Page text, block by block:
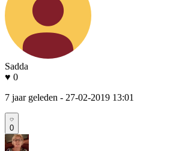
Sadda
♥ 0
7 jaar geleden - 27-02-2019 13:01
0